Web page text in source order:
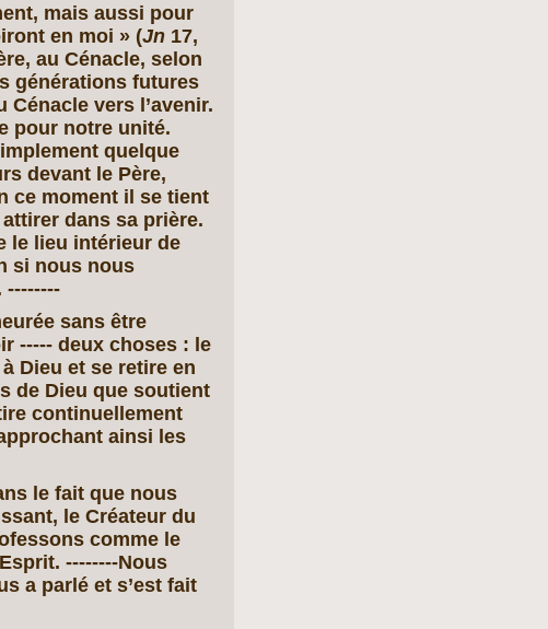
mais aussi pour
en moi » (Jn17,
au Cénacle, selon
générations futures
vers l’avenir.
pour notre unité.
quelque
devant le Père,
ce moment il se tient
dans sa prière.
le lieu intérieur de
si nous nous
sans être
----- deux choses : le
Dieu et se retire en
de Dieu que soutient
continuellement
ainsi les
le fait que nous
le Créateur du
comme le
--------Nous
a parlé et s’est fait